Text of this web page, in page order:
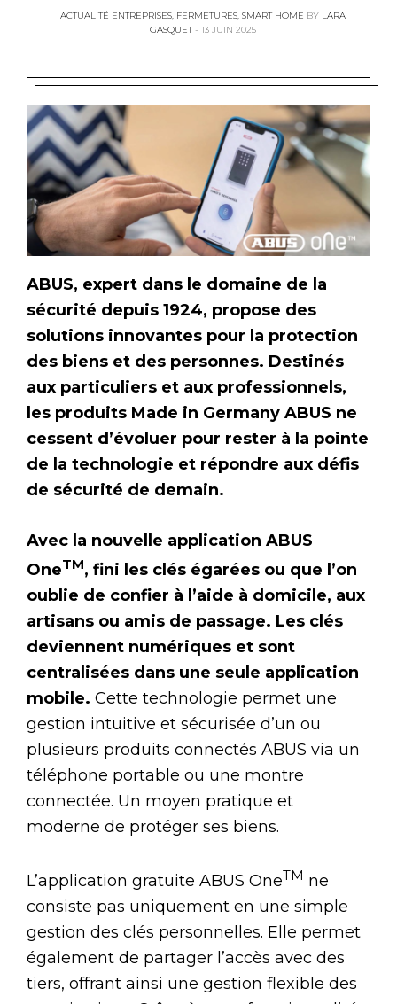
ACTUALITÉ ENTREPRISES, FERMETURES, SMART HOME BY LARA
GASQUET
13 JUIN 2025
ABUS, expert dans le domaine de la
sécurité depuis 1924, propose des
solutions innovantes pour la protection
des biens et des personnes. Destinés
aux particuliers et aux professionnels,
les produits Made in Germany ABUS ne
cessent d’évoluer pour rester à la pointe
de la technologie et répondre aux défis
de sécurité de demain.
Avec la nouvelle application ABUS
OneTM, fini les clés égarées ou que l’on
oublie de confier à l’aide à domicile, aux
artisans ou amis de passage. Les clés
deviennent numériques et sont
centralisées dans une seule application
mobile. Cette technologie permet une
gestion intuitive et sécurisée d’un ou
plusieurs produits connectés ABUS via un
téléphone portable ou une montre
connectée. Un moyen pratique et
moderne de protéger ses biens.
L’application gratuite ABUS OneTM ne
consiste pas uniquement en une simple
gestion des clés personnelles. Elle permet
également de partager l’accès avec des
tiers, offrant ainsi une gestion flexible des